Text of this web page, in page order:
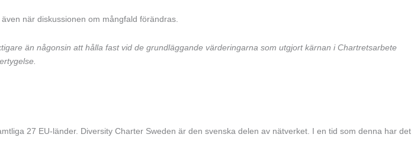
när diskussionen om mångfald förändras.
än någonsin att hålla fast vid de grundläggande värderingarna som utgjort kärnan i Chartretsarbete
27 EU-länder. Diversity Charter Sweden är den svenska delen av nätverket. I en tid som denna har det